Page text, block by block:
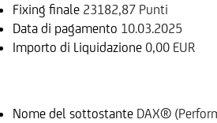
Fixing finale 23182,87 Punti
Data di pagamento 10.03.2025
Importo di Liquidazione 0,00 EUR
Nome del sottostante DAX®